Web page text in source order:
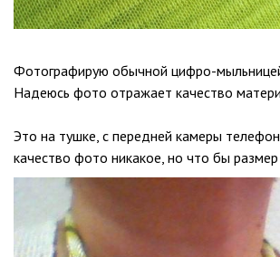
Фотографирую обычной цифро-
Надеюсь фото отражает качество
Это на тушке, с передней камеры
качество фото никакое, но что бы